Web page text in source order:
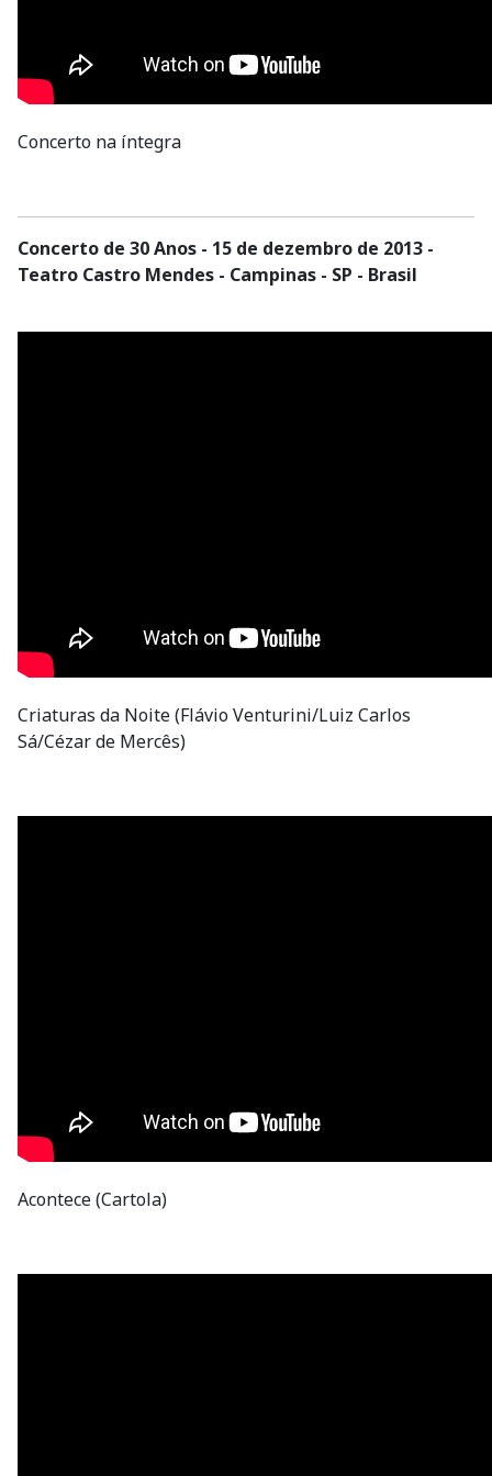
Concerto na íntegra
Concerto de 30 Anos - 15 de dezembro de 2013 -
Teatro Castro Mendes - Campinas - SP - Brasil
Criaturas da Noite (Flávio Venturini/Luiz Carlos
Sá/Cézar de Mercês)
Acontece (Cartola)